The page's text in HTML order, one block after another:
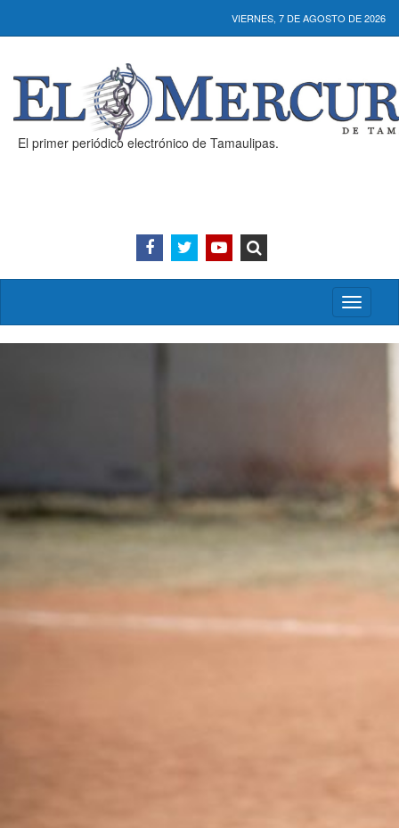
VIERNES, 7 DE AGOSTO DE 2026
El primer periódico electrónico de Tamaulipas.
Activar/
menú